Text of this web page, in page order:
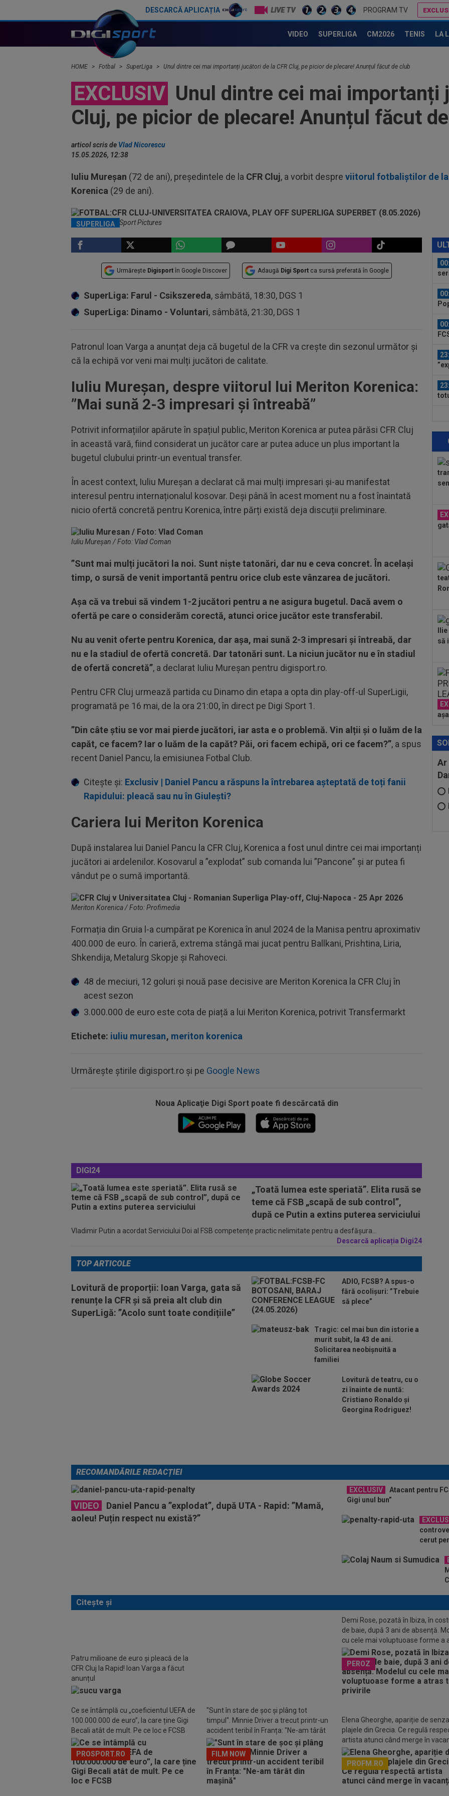
DESCARCĂ APLICAȚIA LIVE TV PROGRAM TV
VIDEO SUPERLIGA CM2026 TENIS LA
HOME Fotbal SuperLiga Unul dintre cei mai importanți jucători de la CFR Cluj, pe picior de plecare! Anunțul făcut de club
EXCLUSIV Unul dintre cei mai importanți
Cluj, pe picior de plecare! Anunțul făcut
articol scris de Vlad Nicorescu
15.05.2026, 12:38
Iuliu Mureșan (72 de ani), președintele de la CFR Cluj, a vorbit despre viitorul fotbaliștilor de la
Korenica (29 de ani).
SUPERLIGA
CFR Cluj / Foto: Sport Pictures
Urmărește Digisport în Google Discover Adaugă Digi Sport ca sursă preferată în Google
SuperLiga: Farul - Csikszereda, sâmbătă, 18:30, DGS 1
SuperLiga: Dinamo - Voluntari, sâmbătă, 21:30, DGS 1
Patronul Ioan Varga a anunțat deja că bugetul de la CFR va crește din sezonul următor și
că la echipă vor veni mai mulți jucători de calitate.
Iuliu Mureșan, despre viitorul lui Meriton Korenica:
”Mai sună 2-3 impresari și întreabă”
Potrivit informațiilor apărute în spațiul public, Meriton Korenica ar putea părăsi CFR Cluj
în această vară, fiind considerat un jucător care ar putea aduce un plus important la
bugetul clubului printr-un eventual transfer.
În acest context, Iuliu Mureșan a declarat că mai mulți impresari și-au manifestat
interesul pentru internaționalul kosovar. Deși până în acest moment nu a fost înaintată
nicio ofertă concretă pentru Korenica, între părți există deja discuții preliminare.
Iuliu Mureșan / Foto: Vlad Coman
”Sunt mai mulți jucători la noi. Sunt niște tatonări, dar nu e ceva concret. În același
timp, o sursă de venit importantă pentru orice club este vânzarea de jucători.
Așa că va trebui să vindem 1-2 jucători pentru a ne asigura bugetul. Dacă avem o
ofertă pe care o considerăm corectă, atunci orice jucător este transferabil.
Nu au venit oferte pentru Korenica, dar așa, mai sună 2-3 impresari și întreabă, dar
nu e la stadiul de ofertă concretă. Dar tatonări sunt. La niciun jucător nu e în stadiul
de ofertă concretă”, a declarat Iuliu Mureșan pentru digisport.ro.
Pentru CFR Cluj urmează partida cu Dinamo din etapa a opta din play-off-ul SuperLigii,
programată pe 16 mai, de la ora 21:00, în direct pe Digi Sport 1.
”Din câte știu se vor mai pierde jucători, iar asta e o problemă. Vin alții și o luăm de la
capăt, ce facem? Iar o luăm de la capăt? Păi, ori facem echipă, ori ce facem?”, a spus
recent Daniel Pancu, la emisiunea Fotbal Club.
Citește și: Exclusiv | Daniel Pancu a răspuns la întrebarea așteptată de toți fanii
Rapidului: pleacă sau nu în Giulești?
Cariera lui Meriton Korenica
După instalarea lui Daniel Pancu la CFR Cluj, Korenica a fost unul dintre cei mai importanți
jucători ai ardelenilor. Kosovarul a ”explodat” sub comanda lui ”Pancone” și ar putea fi
vândut pe o sumă importantă.
Meriton Korenica / Foto: Profimedia
Formația din Gruia l-a cumpărat pe Korenica în anul 2024 de la Manisa pentru aproximativ
400.000 de euro. În carieră, extrema stângă mai jucat pentru Ballkani, Prishtina, Liria,
Shkendija, Metalurg Skopje și Rahoveci.
48 de meciuri, 12 goluri și nouă pase decisive are Meriton Korenica la CFR Cluj în
acest sezon
3.000.000 de euro este cota de piață a lui Meriton Korenica, potrivit Transfermarkt
Etichete: iuliu muresan, meriton korenica
Urmărește știrile digisport.ro și pe Google News
Noua Aplicaţie Digi Sport poate fi descărcată din
DIGI24
„Toată lumea este speriată”. Elita rusă se
teme că FSB „scapă de sub control”,
după ce Putin a extins puterea serviciului
Vladimir Putin a acordat Serviciului Doi al FSB competențe practic nelimitate pentru a desfășura...
Descarcă aplicația Digi24
să
Ar
TOP ARTICOLE
Lovitură de proporții: Ioan Varga, gata să
renunțe la CFR și să preia alt club din
SuperLigă: ”Acolo sunt toate condițiile”
ADIO, FCSB? A spus-o
fără ocolișuri: ”Trebuie
să plece”
Tragic: cel mai bun din istorie a
murit subit, la 43 de ani.
Solicitarea neobișnuită a
familiei
Lovitură de teatru, cu o
zi înainte de nuntă:
Cristiano Ronaldo și
Georgina Rodriguez!
RECOMANDĂRILE REDACȚIEI
VIDEO
Daniel Pancu a ”explodat”, după UTA - Rapid: ”Mamă,
aoleu! Puțin respect nu există?”
EXCLUSIV
Atacant pentru
Gigi unul bun”
cerut
Citește și
Patru milioane de euro și pleacă de la
CFR Cluj la Rapid! Ioan Varga a făcut
anunțul
Demi Rose, pozată în Ibiza, în
de baie, după 3 ani de absență.
cu cele mai voluptuoase forme a
toate privirile
PEROZ
Ce se întâmplă cu „coeficientul UEFA de
100.000.000 de euro”, la care ține Gigi
Becali atât de mult. Pe ce loc e FCSB
PROSPORT.RO
"Sunt în stare de șoc și plâng tot
timpul". Minnie Driver a trecut printr-un
accident teribil în Franța: "Ne-am târât
din mașină"
FILM NOW
Elena Gheorghe, apariție de
plajele din Grecia. Ce regulă
artista atunci când merge în
PROFM.RO